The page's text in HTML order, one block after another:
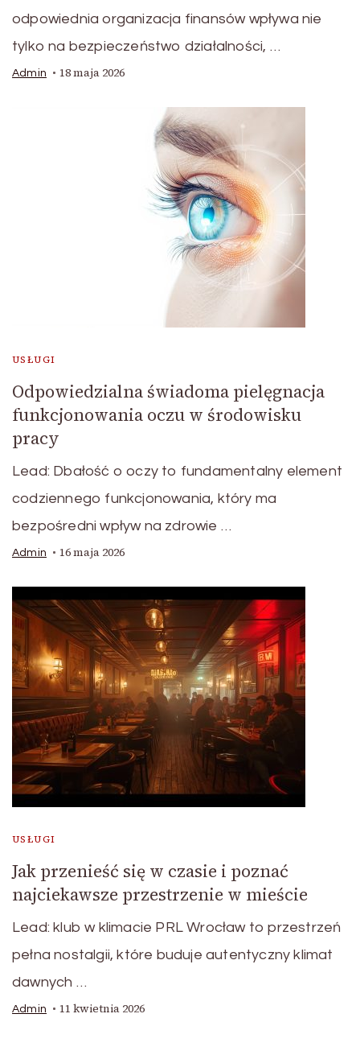
odpowiednia organizacja finansów wpływa nie
tylko na bezpieczeństwo działalności, …
Admin 18 maja 2026
USŁUGI
Odpowiedzialna świadoma pielęgnacja
funkcjonowania oczu w środowisku
pracy
Lead: Dbałość o oczy to fundamentalny element
codziennego funkcjonowania, który ma
bezpośredni wpływ na zdrowie …
Admin 16 maja 2026
USŁUGI
Jak przenieść się w czasie i poznać
najciekawsze przestrzenie w mieście
Lead: klub w klimacie PRL Wrocław to przestrzeń
pełna nostalgii, które buduje autentyczny klimat
dawnych …
Admin 11 kwietnia 2026